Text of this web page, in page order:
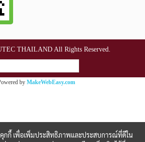
THAILAND All Rights Reserved.
by MakeWebEasy.com
คุกกี้ เพื่อเพิ่มประสิทธิภาพและประสบการณ์ที่ดีใน